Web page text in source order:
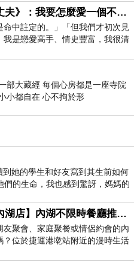
足的狀態
重
《娘子漢大丈夫》：我要怎麼愛一個不存在的人？
命中註定的。」「但我們才初次見
我是戀愛高手、情史豐富，我很清
之間的那種感覺，現
部大藏經 每個心房都是一座寺院
小都自在 心不拘於形
她的學生和好友寫到其生前如何
的生命，我也感到驚訝，媽媽的
【漫時生活內湖店】內湖不限時餐廳推薦｜捷運港墘站美食，聚餐、約會、家庭聚會首選，正餐甜點一次滿足
友聚會、家庭聚餐或情侶約會的內
？位於捷運港墘站附近的漫時生活
步行約4分鐘即可抵